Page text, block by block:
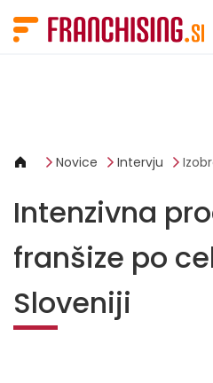
Novice Intervju
Intenzivna
franšize po
Sloveniji